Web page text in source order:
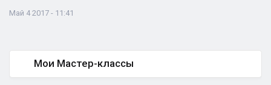
Май 4 2017 - 11:41
Мои Мастер-классы